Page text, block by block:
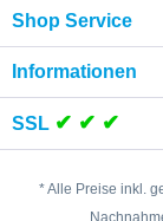
Shop Service
Informationen
SSL ✔ ✔ ✔
* Alle Preise inkl.